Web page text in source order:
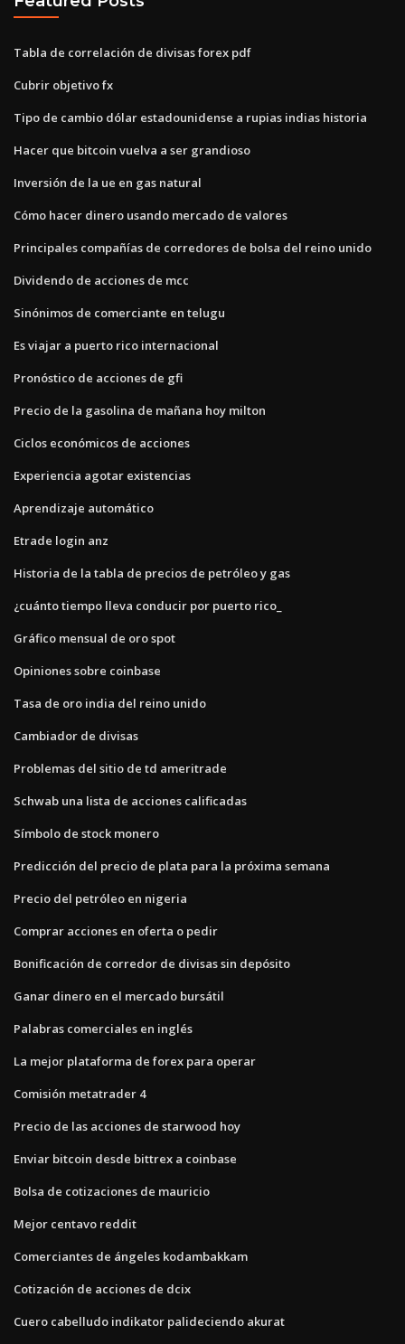
Tabla de correlación de divisas forex pdf
Cubrir objetivo fx
Tipo de cambio dólar estadounidense a rupias indias historia
Hacer que bitcoin vuelva a ser grandioso
Inversión de la ue en gas natural
Cómo hacer dinero usando mercado de valores
Principales compañías de corredores de bolsa del reino unido
Dividendo de acciones de mcc
Sinónimos de comerciante en telugu
Es viajar a puerto rico internacional
Pronóstico de acciones de gfi
Precio de la gasolina de mañana hoy milton
Ciclos económicos de acciones
Experiencia agotar existencias
Aprendizaje automático
Etrade login anz
Historia de la tabla de precios de petróleo y gas
¿cuánto tiempo lleva conducir por puerto rico_
Gráfico mensual de oro spot
Opiniones sobre coinbase
Tasa de oro india del reino unido
Cambiador de divisas
Problemas del sitio de td ameritrade
Schwab una lista de acciones calificadas
Símbolo de stock monero
Predicción del precio de plata para la próxima semana
Precio del petróleo en nigeria
Comprar acciones en oferta o pedir
Bonificación de corredor de divisas sin depósito
Ganar dinero en el mercado bursátil
Palabras comerciales en inglés
La mejor plataforma de forex para operar
Comisión metatrader 4
Precio de las acciones de starwood hoy
Enviar bitcoin desde bittrex a coinbase
Bolsa de cotizaciones de mauricio
Mejor centavo reddit
Comerciantes de ángeles kodambakkam
Cotización de acciones de dcix
Cuero cabelludo indikator palideciendo akurat